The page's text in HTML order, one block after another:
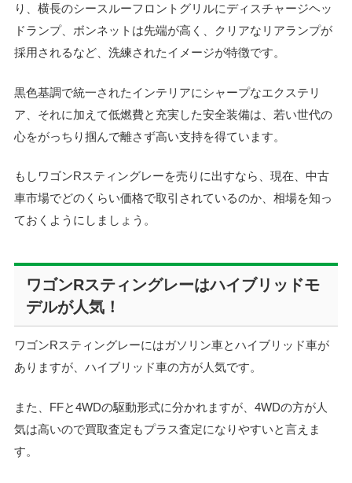
り、横長のシースルーフロントグリルにディスチャージヘッ
ドランプ、ボンネットは先端が高く、クリアなリアランプが
採用されるなど、洗練されたイメージが特徴です。
黒色基調で統一されたインテリアにシャープなエクステリ
ア、それに加えて低燃費と充実した安全装備は、若い世代の
心をがっちり掴んで離さず高い支持を得ています。
もしワゴンRスティングレーを売りに出すなら、現在、中古
車市場でどのくらい価格で取引されているのか、相場を知っ
ておくようにしましょう。
ワゴンRスティングレーはハイブリッドモ
デルが人気！
ワゴンRスティングレーにはガソリン車とハイブリッド車が
ありますが、ハイブリッド車の方が人気です。
また、FFと4WDの駆動形式に分かれますが、4WDの方が人
気は高いので買取査定もプラス査定になりやすいと言えま
す。